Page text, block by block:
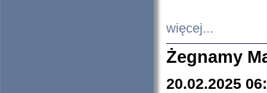
więcej...
Żegnamy
20.02.2025